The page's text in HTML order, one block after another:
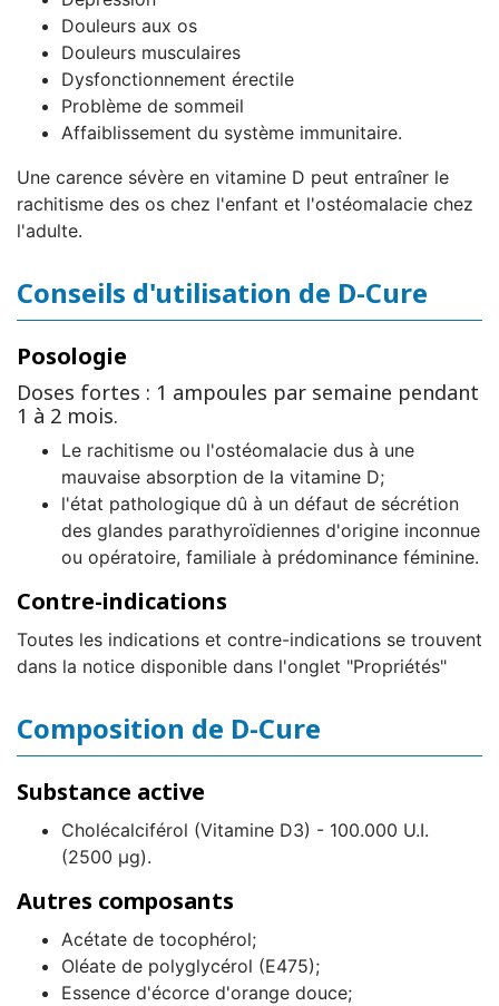
Douleurs aux os
Douleurs musculaires
Dysfonctionnement érectile
Problème de sommeil
Affaiblissement du système immunitaire.
Une carence sévère en vitamine D peut entraîner le
rachitisme des os chez l'enfant et l'ostéomalacie chez
l'adulte.
Conseils d'utilisation de D-Cure
Posologie
Doses fortes : 1 ampoules par semaine pendant
1 à 2 mois.
Le rachitisme ou l'ostéomalacie dus à une
mauvaise absorption de la vitamine D;
l'état pathologique dû à un défaut de sécrétion
des glandes parathyroïdiennes d'origine inconnue
ou opératoire, familiale à prédominance féminine.
Contre-indications
Toutes les indications et contre-indications se trouvent
dans la notice disponible dans l'onglet "Propriétés"
Composition de D-Cure
Substance active
Cholécalciférol (Vitamine D3) - 100.000 U.I.
(2500 µg).
Autres composants
Acétate de tocophérol;
Oléate de polyglycérol (E475);
Essence d'écorce d'orange douce;